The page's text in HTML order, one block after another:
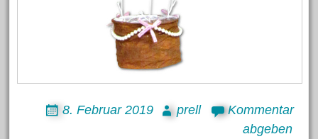
8. Februar 2019 prell
Kommentar
abgeben